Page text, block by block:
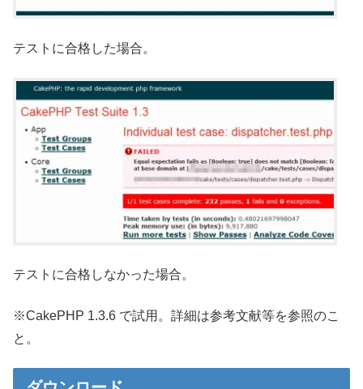
テストに合格した場合。
テストに合格しなかった場合。
※CakePHP 1.3.6 で試用。詳細は参考文献等を参照のこ
と。